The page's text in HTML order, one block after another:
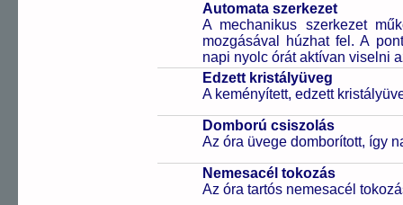
Automata szerkezet
A mechanikus szerkezet
mozgásával húzhat fel. A
napi nyolc órát aktívan viselni
Edzett kristályüveg
A keményített, edzett
Domború csiszolás
Az óra üvege domborított, így
Nemesacél tokozás
Az óra tartós nemesacél